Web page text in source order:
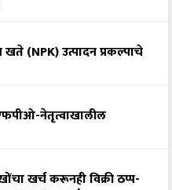
खते (NPK) उत्पादन प्रकल्पाचे
नेतृत्वाखालील
खर्च करूनही विक्री ठप्प-
दबावाचा फटका!